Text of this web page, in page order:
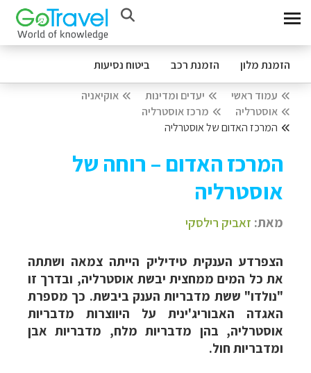
הזמנת מלון הזמנת רכב ביטוח נסיעות
עמוד ראשי יעדים ומדינות
אוקיאניה
אוסטרליה
מרכז אוסטרליה
המרכז האדום של אוסטרליה
המרכז האדום – רוחה של
אוסטרליה
מאת: זאביק רילסקי
הצפרדע הענקית טידיליק הייתה צמאה ושתתה
את כל המים ממחצית יבשת אוסטרליה, ובדרך זו
"נולדו" ששת מדבריות הענק ביבשת. כך מספרת
האגדה האבוריג'ינית על היווצרות מדבריות
אוסטרליה, בהן מדבריות מלח, מדבריות אבן
ומדבריות חול.